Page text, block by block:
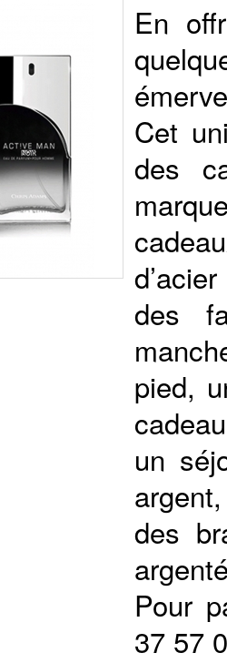
En
Cet
des
des
pied,
un
des
Pour
37 57